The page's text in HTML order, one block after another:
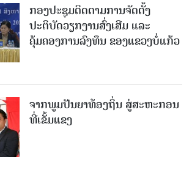
ກອງປະຊຸມຕິດຕາມການຈັດຕັ້ງ
ປະຕິບັດວຽກງານສົ່ງເສີມ ແລະ
ຄຸ້ມຄອງການລົງທຶນ ຂອງແຂວງບໍ່ແກ້ວ
ຈາກພູມປັນຍາທ້ອງຖິ່ນ ສູ່ສະຫະກອນ
ທີ່ເຂັ້ມແຂງ